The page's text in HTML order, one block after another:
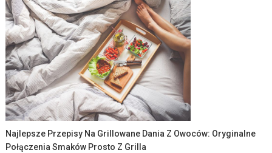
Najlepsze Przepisy Na Grillowane Dania Z Owoców: Oryginalne
Połączenia Smaków Prosto Z Grilla